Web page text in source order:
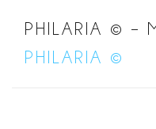
PHILARIA © –
PHILARIA ©